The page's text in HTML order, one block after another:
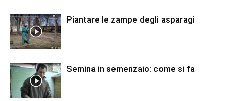
Piantare le zampe degli asparagi
Semina in semenzaio: come si fa